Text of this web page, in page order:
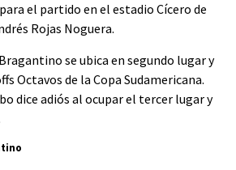
el partido en el estadio Cícero de
Rojas Noguera.
se ubica en segundo lugar y
Octavos de la Copa Sudamericana.
dice adiós al ocupar el tercer lugar y